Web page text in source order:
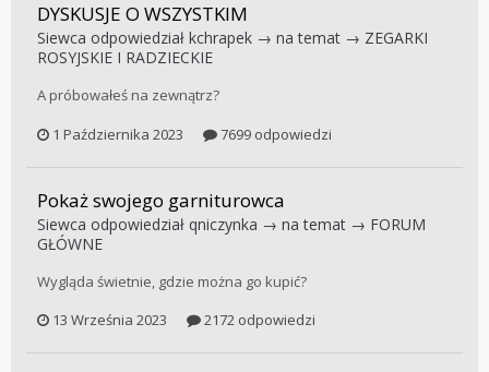
DYSKUSJE O WSZYSTKIM
Siewca odpowiedział kchrapek → na temat → ZEGARKI
ROSYJSKIE I RADZIECKIE
A próbowałeś na zewnątrz?
1 Października 2023
7699 odpowiedzi
Pokaż swojego garniturowca
Siewca odpowiedział qniczynka → na temat → FORUM
GŁÓWNE
Wygląda świetnie, gdzie można go kupić?
13 Września 2023
2172 odpowiedzi